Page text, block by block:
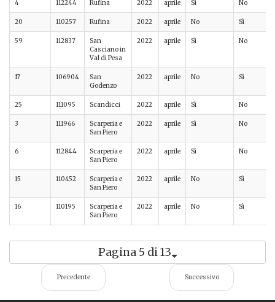
4 112244 Rufina 2022 aprile Sì No
20 110257 Rufina 2022 aprile No Sì
59 112837
San
Casciano in
Val di Pesa
2022 aprile Sì No
17 106904
San
Godenzo
2022 aprile No Sì
25 111095 Scandicci 2022 aprile Sì No
3 111966
Scarperia e
San Piero
2022 aprile Sì No
6 112844
Scarperia e
San Piero
2022 aprile Sì No
15 110452
Scarperia e
San Piero
2022 aprile No Sì
16 110195
Scarperia e
San Piero
2022 aprile No Sì
Pagina 5 di 13
Precedente Successivo